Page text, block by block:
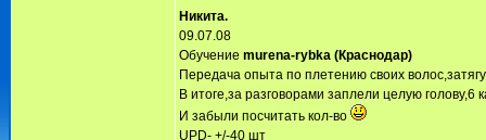
Никита.
09.07.08
Обучение murena-rybka (Краснодар)
Передача опыта по плетению своих
В итоге,за разговорами заплели целую
И забыли посчитать кол-во
UPD- +/-40 шт